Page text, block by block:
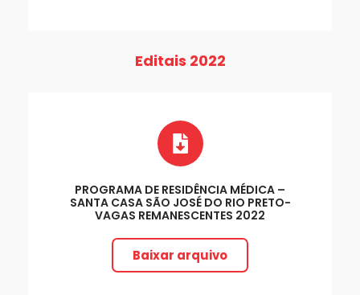
Editais 2022
PROGRAMA DE RESIDÊNCIA MÉDICA –
SANTA CASA SÃO JOSÉ DO RIO PRETO-
VAGAS REMANESCENTES 2022
Baixar arquivo